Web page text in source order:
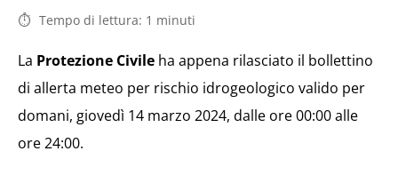
Tempo di lettura: 1 minuti
La Protezione Civile ha appena rilasciato il bollettino
di allerta meteo per rischio idrogeologico valido per
domani, giovedì 14 marzo 2024, dalle ore 00:00 alle
ore 24:00.